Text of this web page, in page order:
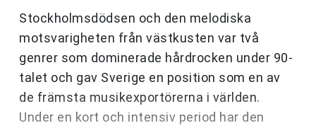
Stockholmsdödsen och den melodiska
motsvarigheten från västkusten var två
genrer som dominerade hårdrocken under 90-
talet och gav Sverige en position som en av
de främsta musikexportörerna i världen.
Under en kort och intensiv period har den